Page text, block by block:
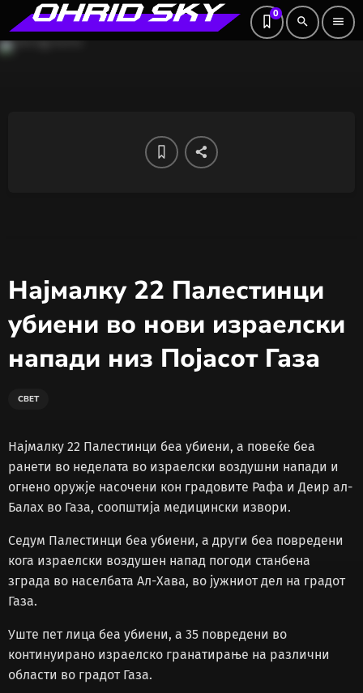
0
search menu
Најмалку 22 Палестинци
убиени во нови израелски
напади низ Појасот Газа
СВЕТ
Најмалку 22 Палестинци беа убиени, а повеќе беа
ранети во неделата во израелски воздушни напади и
огнено оружје насочени кон градовите Рафа и Деир ал-
Балах во Газа, соопштија медицински извори.
Седум Палестинци беа убиени, а други беа повредени
кога израелски воздушен напад погоди станбена
зграда во населбата Ал-Хава, во јужниот дел на градот
Газа.
Уште пет лица беа убиени, а 35 повредени во
континуирано израелско гранатирање на различни
области во градот Газа.